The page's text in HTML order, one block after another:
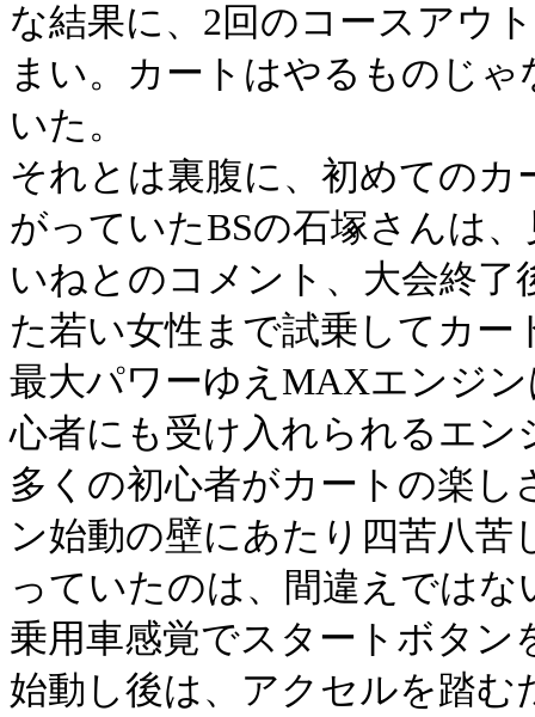
な結果に、2回のコースアウ
まい。カートはやるものじ
いた。
それとは裏腹に、初めての
がっていたBSの石塚さんは
いねとのコメント、大会終
た若い女性まで試乗してカ
最大パワーゆえMAXエンジ
心者にも受け入れられるエ
多くの初心者がカートの楽
ン始動の壁にあたり四苦八
っていたのは、間違えでは
乗用車感覚でスタートボタ
始動し後は、アクセルを踏